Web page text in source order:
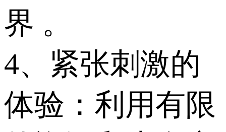
界 。
4、紧张刺激的
体验：利用有限